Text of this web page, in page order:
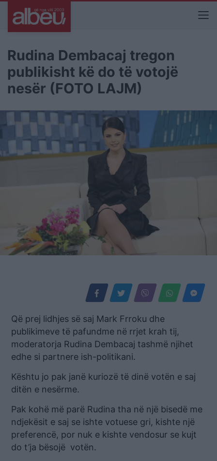
Rudina Dembacaj tregon
publikisht kë do të votojë
nesër (FOTO LAJM)
Që prej lidhjes së saj Mark Frroku dhe
publikimeve të pafundme në rrjet krah tij,
moderatorja Rudina Dembacaj tashmë njihet
edhe si partnere ish-politikani.
Kështu jo pak janë kuriozë të dinë votën e saj
ditën e nesërme.
Pak kohë më parë Rudina tha në një bisedë me
ndjekësit e saj se ishte votuese gri, kishte një
preferencë, por nuk e kishte vendosur se kujt
do t’ja bësojë votën.